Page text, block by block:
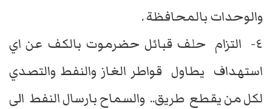
والوحدات بالمحافظة .
٤- التزام حلف قبائل حضرموت بالكف عن اي
استهداف يطاول قواطر الغاز والنفط والتصدي
لكل من يقطع طريق.. والسماح بارسال النفط الى